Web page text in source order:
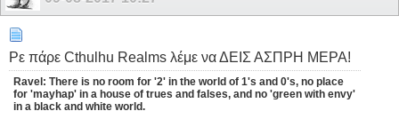
Ρε πάρε Cthulhu Realms λέμε να ΔΕΙΣ ΑΣΠΡΗ ΜΕΡΑ!
Ravel: There is no room for '2' in the world of 1's and 0's, no place
for 'mayhap' in a house of trues and falses, and no 'green with envy'
in a black and white world.